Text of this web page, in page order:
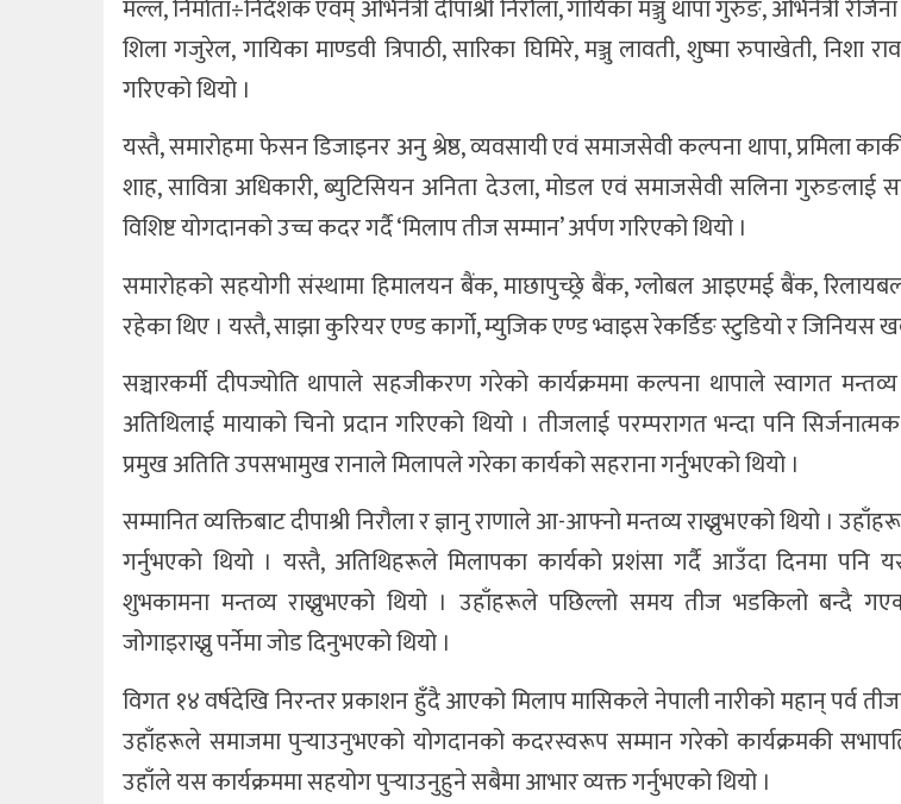
मल्ल, निर्माता÷निर्देशक एवम् अभिनेत्री दीपाश्री निरौला, गायिका मञ्जु थापा गुरुङ, अभिनेत्री
शिला गजुरेल, गायिका माण्डवी त्रिपाठी, सारिका घिमिरे, मञ्जु लावती, शुष्मा रुपाखेती, निशा
गरिएको थियो ।
यस्तै, समारोहमा फेसन डिजाइनर अनु श्रेष्ठ, व्यवसायी एवं समाजसेवी कल्पना थापा, प्रमिला
शाह, सावित्रा अधिकारी, ब्युटिसियन अनिता देउला, मोडल एवं समाजसेवी सलिना
विशिष्ट योगदानको उच्च कदर गर्दै ‘मिलाप तीज सम्मान’ अर्पण गरिएको थियो ।
समारोहको सहयोगी संस्थामा हिमालयन बैंक, माछापुच्छ्रे बैंक, ग्लोबल आइएमई बैंक,
रहेका थिए । यस्तै, साझा कुरियर एण्ड कार्गो, म्युजिक एण्ड भ्वाइस रेकर्डिङ स्टुडियो र जिनियस
सञ्चारकर्मी दीपज्योति थापाले सहजीकरण गरेको कार्यक्रममा कल्पना थापाले स्वागत
अतिथिलाई मायाको चिनो प्रदान गरिएको थियो । तीजलाई परम्परागत भन्दा पनि
प्रमुख अतिति उपसभामुख रानाले मिलापले गरेका कार्यको सहराना गर्नुभएको थियो ।
सम्मानित व्यक्तिबाट दीपाश्री निरौला र ज्ञानु राणाले आ-आफ्नो मन्तव्य राख्नुभएको थियो ।
गर्नुभएको थियो । यस्तै, अतिथिहरूले मिलापका कार्यको प्रशंसा गर्दै आउँदा दिनमा पनि
शुभकामना मन्तव्य राख्नुभएको थियो । उहाँहरूले पछिल्लो समय तीज भडकिलो बन्दै
जोगाइराख्नु पर्नेमा जोड दिनुभएको थियो ।
विगत १४ वर्षदेखि निरन्तर प्रकाशन हुँदै आएको मिलाप मासिकले नेपाली नारीको महान् पर्व
उहाँहरूले समाजमा पुर्‍याउनुभएको योगदानको कदरस्वरूप सम्मान गरेको कार्यक्रमकी
उहाँले यस कार्यक्रममा सहयोग पुर्‍याउनुहुने सबैमा आभार व्यक्त गर्नुभएको थियो ।